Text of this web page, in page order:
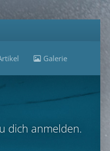
Galerie
dich anmelden.